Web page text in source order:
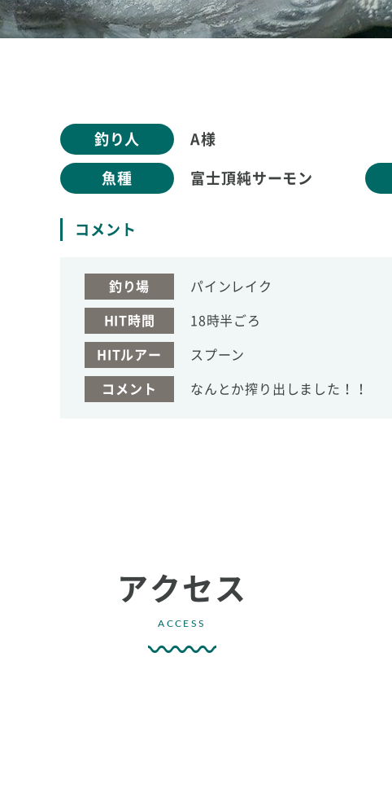
釣り人 A様
魚種 富士頂純サーモン
コメント
釣り場 パインレイク
HIT時間 18時半ごろ
HITルアー スプーン
コメント なんとか搾り出しました！！
アクセス
ACCESS